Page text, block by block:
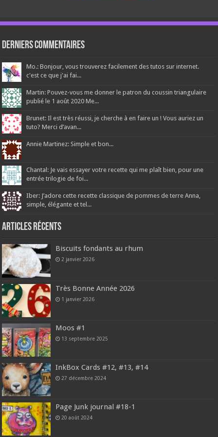
Derniers Commentaires
Mo.: Bonjour, vous trouverez facilement des tutos sur internet.
c'est ce que j'ai fai...
Martin: Pouvez-vous me donner le patron du coussin triangulaire
publié le 1 août 2020 Me...
Brunet: Il est très réussi, je cherche à en faire un ! Vous auriez un
tuto? Merci d’avan...
Annie Martinez: Simple et bon...
Chantal: Je vais essayer votre recette qui me plaît bien, pour une
entrée trilogie de foi...
Iber: J’adore cette recette classique de pommes de terre Anna,
simple, élégante et tel...
Articles récents
Biscuits fondants au rhum
2 janvier 2026
Très Bonne Année 2026
1 janvier 2026
Moos #1
13 septembre 2025
InkBox Cards #12, #13, #14
27 décembre 2024
Page Junk journal #18-1
20 août 2024